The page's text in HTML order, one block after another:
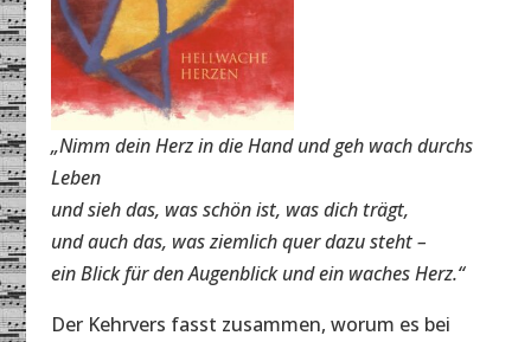
„Nimm dein Herz in die Hand und geh wach durchs
Leben
und sieh das, was schön ist, was dich trägt,
und auch das, was ziemlich quer dazu steht –
ein Blick für den Augenblick und ein waches Herz.“
Der Kehrvers fasst zusammen, worum es bei